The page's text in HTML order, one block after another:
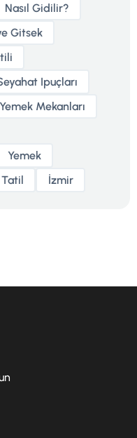
Nasıl Gidilir?
Gitsek
Ipuçları
Mekanları
Yemek
İzmir